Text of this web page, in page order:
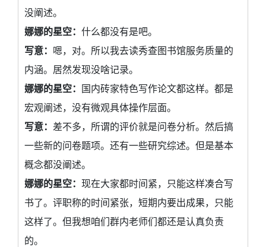
没阐述。
娜娜的星空： 什么都没有是吧。
写意： 嗯，对。所以我去读秀查图书馆服务质量的
内涵。居然发现没啥记录。
娜娜的星空： 国内砖家特色写作论文都这样。都是
宏观阐述，没有微观具体操作层面。
写意： 差不多，所谓的评价就是问卷分析。然后搞
一些新的问卷题项。还有一些研究综述。但是基本
概念都没阐述。
娜娜的星空： 现在大家都时间紧，只能这样凑合写
书了。评职称的时间紧张，短期内要出成果，只能
这样了。但我想咱们群内老师们都还是认真负责
的。